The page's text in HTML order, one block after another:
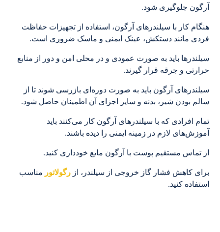
آرگون جلوگیری شود.
هنگام کار با سیلندرهای آرگون، استفاده از تجهیزات حفاظت
فردی مانند دستکش، عینک ایمنی و ماسک ضروری است.
سیلندرها باید به صورت عمودی و در محلی امن و دور از منابع
حرارتی و جرقه قرار گیرند.
سیلندرهای آرگون باید به صورت دوره‌ای بازرسی شوند تا از
سالم بودن شیر، بدنه و سایر اجزای آن اطمینان حاصل شود.
تمام افرادی که با سیلندرهای آرگون کار می‌کنند باید
آموزش‌های لازم در زمینه ایمنی را دیده باشند.
از تماس مستقیم پوست با آرگون مایع خودداری کنید.
برای کاهش فشار گاز خروجی از سیلندر، ازرگولاتور مناسب
استفاده کنید.